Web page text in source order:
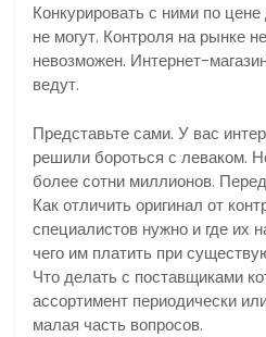
Конкурировать с ними по
не могут. Контроля на рынке
невозможен. Интернет-
ведут.
Представьте сами. У вас
решили бороться с леваком.
более сотни миллионов.
Как отличить оригинал от
специалистов нужно и где их
чего им платить при
Что делать с поставщиками
ассортимент периодически
малая часть вопросов.